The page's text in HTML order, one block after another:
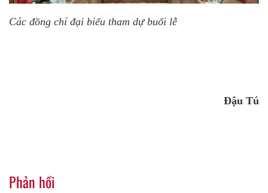
Các đồng chí đại biểu tham dự buổi lễ
Đậu Tú
Phản hồi